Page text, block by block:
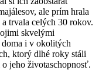
ale prím hrala
trvala celých 30 rokov.
skvelými
i v okolitých
ktorý dlhé roky stáli
jeho životaschopnosť.